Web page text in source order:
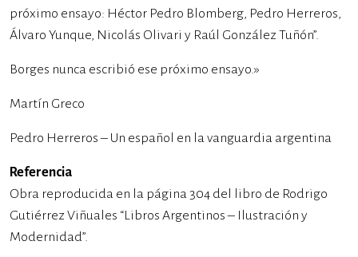
próximo ensayo: Héctor Pedro Blomberg, Pedro Herreros,
Álvaro Yunque, Nicolás Olivari y Raúl González Tuñón”.
Borges nunca escribió ese próximo ensayo.»
Martín Greco
Pedro Herreros – Un español en la vanguardia argentina
Referencia
Obra reproducida en la página 304 del libro de Rodrigo
Gutiérrez Viñuales “Libros Argentinos – Ilustración y
Modernidad”.